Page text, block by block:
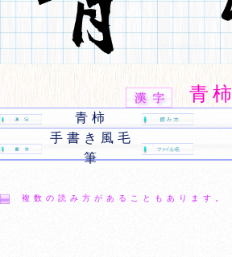
青柿
青柿
手書き風毛
筆
複数の読み方があることもあります。